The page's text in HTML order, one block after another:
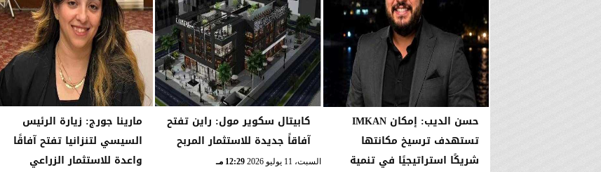
01:57 صـ الثلاثاء، 21 يوليو 2026 05:35 مـ
حسن الديب: إمكان IMKAN
تستهدف ترسيخ مكانتها
شريكًا استراتيجيًا في تنمية
كابيتال سكوير مول: راين تفتح
آفاقاً جديدة للاستثمار المربح
السبت، 11 يوليو 2026 12:29 مـ
مارينا جورج: زيارة الرئيس
السيسي لتنزانيا تفتح آفاقًا
واعدة للاستثمار الزراعي